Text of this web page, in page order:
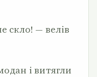
скло! — велів
і витягли